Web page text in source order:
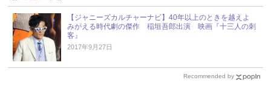
【ジャニーズカルチャーナビ】40年以上のときを越えよ
みがえる時代劇の傑作 稲垣吾郎出演 映画『十三人の刺
客』
2017年9月27日
Recommended by